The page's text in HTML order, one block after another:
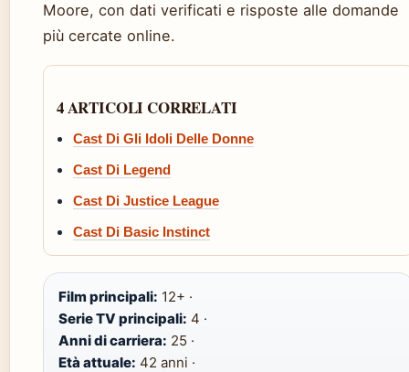
Moore, con dati verificati e risposte alle domande
più cercate online.
4 ARTICOLI CORRELATI
Cast Di Gli Idoli Delle Donne
Cast Di Legend
Cast Di Justice League
Cast Di Basic Instinct
Film principali: 12+ ·
Serie TV principali: 4 ·
Anni di carriera: 25 ·
Età attuale: 42 anni ·